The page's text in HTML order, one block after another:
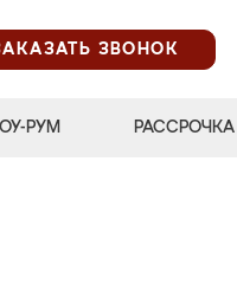
ЗВОНОК
РУМ РАССРОЧКА